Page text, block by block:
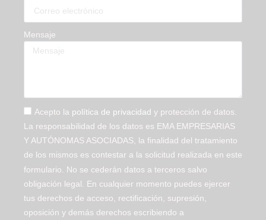
Mensaje
Acepto la política de privacidad y protección de datos.
La responsabilidad de los datos es EMA EMPRESARIAS
Y AUTÓNOMAS ASOCIADAS, la finalidad del tratamiento
de los mismos es contestar a la solicitud realizada en este
formulario. No se cederán datos a terceros salvo
obligación legal. En cualquier momento puedes ejercer
tus derechos de acceso, rectificación, supresión,
oposición y demás derechos escribiendo a